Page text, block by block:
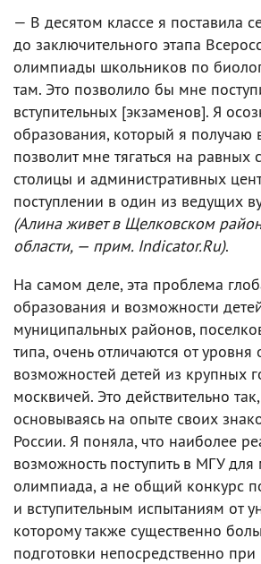
— В десятом классе я поставила
до заключительного этапа
олимпиады школьников по
там. Это позволило бы мне
вступительных [экзаменов]. Я
образования, который я получаю
позволит мне тягаться на равных
столицы и административных
поступлении в один из ведущих
(Алина живет в Щелковском
области, — прим. Indicator.Ru).
На самом деле, эта проблема
образования и возможности
муниципальных районов,
типа, очень отличаются от
возможностей детей из крупных
москвичей. Это действительно
основываясь на опыте своих
России. Я поняла, что наиболее
возможность поступить в МГУ
олимпиада, а не общий конкурс
и вступительным испытаниям от
которому также существенно
подготовки непосредственно при